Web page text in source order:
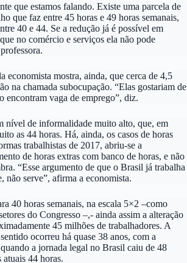
que estamos falando. Existe uma parcela de
que faz entre 45 horas e 49 horas semanais,
40 e 44. Se a redução já é possível em
no comércio e serviços ela não pode
economista mostra, ainda, que cerca de 4,5
na chamada subocupação. “Elas gostariam de
encontram vaga de emprego”, diz.
nível de informalidade muito alto, que, em
as 44 horas. Há, ainda, os casos de horas
trabalhistas de 2017, abriu-se a
de horas extras com banco de horas, e não
“Esse argumento de que o Brasil já trabalha
não serve”, afirma a economista.
40 horas semanais, na escala 5×2 –como
do Congresso –,- ainda assim a alteração
45 milhões de trabalhadores. A
ocorreu há quase 38 anos, com a
a jornada legal no Brasil caiu de 48
atuais 44 horas.